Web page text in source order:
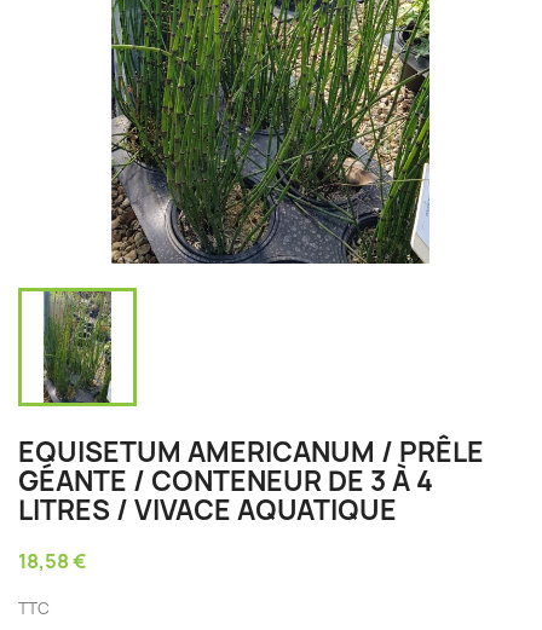
EQUISETUM AMERICANUM / PRÊLE
GÉANTE / CONTENEUR DE 3 À 4
LITRES / VIVACE AQUATIQUE
18,58 €
TTC